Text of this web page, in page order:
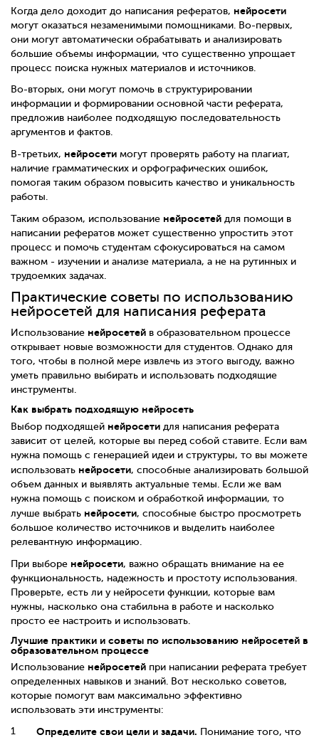
Когда дело доходит до написания рефератов, нейросети
могут оказаться незаменимыми помощниками. Во-первых,
они могут автоматически обрабатывать и анализировать
большие объемы информации, что существенно упрощает
процесс поиска нужных материалов и источников.
Во-вторых, они могут помочь в структурировании
информации и формировании основной части реферата,
предложив наиболее подходящую последовательность
аргументов и фактов.
В-третьих, нейросети могут проверять работу на плагиат,
наличие грамматических и орфографических ошибок,
помогая таким образом повысить качество и уникальность
работы.
Таким образом, использование нейросетей для помощи в
написании рефератов может существенно упростить этот
процесс и помочь студентам сфокусироваться на самом
важном - изучении и анализе материала, а не на рутинных и
трудоемких задачах.
Практические советы по использованию
нейросетей для написания реферата
Использование нейросетей в образовательном процессе
открывает новые возможности для студентов. Однако для
того, чтобы в полной мере извлечь из этого выгоду, важно
уметь правильно выбирать и использовать подходящие
инструменты.
Как выбрать подходящую нейросеть
Выбор подходящей нейросети для написания реферата
зависит от целей, которые вы перед собой ставите. Если вам
нужна помощь с генерацией идеи и структуры, то вы можете
использовать нейросети, способные анализировать большой
объем данных и выявлять актуальные темы. Если же вам
нужна помощь с поиском и обработкой информации, то
лучше выбрать нейросети, способные быстро просмотреть
большое количество источников и выделить наиболее
релевантную информацию.
При выборе нейросети, важно обращать внимание на ее
функциональность, надежность и простоту использования.
Проверьте, есть ли у нейросети функции, которые вам
нужны, насколько она стабильна в работе и насколько
просто ее настроить и использовать.
Лучшие практики и советы по использованию нейросетей в
образовательном процессе
Использование нейросетей при написании реферата требует
определенных навыков и знаний. Вот несколько советов,
которые помогут вам максимально эффективно
использовать эти инструменты:
Определите свои цели и задачи. Понимание того, что